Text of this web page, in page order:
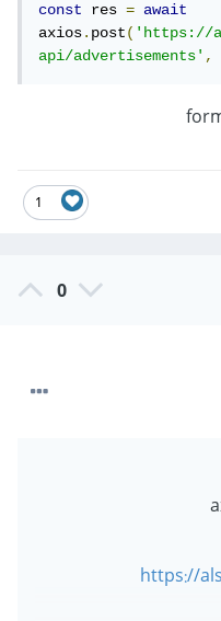
const
res =
await
axios.post('https://
api/advertisements',
1
0
https://